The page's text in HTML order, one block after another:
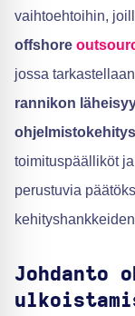
vaihtoehtoihin,
offshore
jossa
rannikon
ohjelmistokehitys
toimituspäälliköt
perustuvia
Johdanto